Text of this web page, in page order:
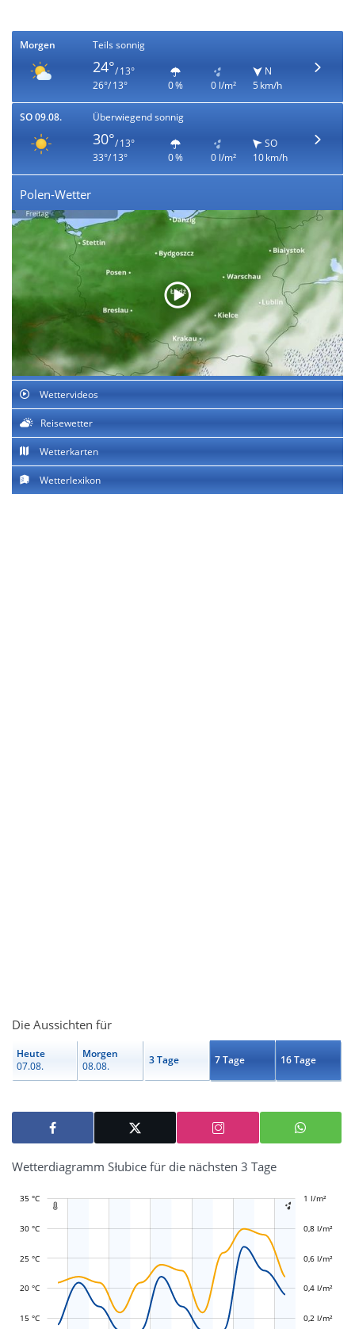
Morgen Teils sonnig
24°/ 13°
26°/ 13°
0 % 0 l/m²
N
5 km/h
SO 09.08. Überwiegend sonnig
30°/ 13°
33°/ 13°
0 % 0 l/m²
SO
10 km/h
Polen-Wetter
Wettervideos
Reisewetter
Wetterkarten
Wetterlexikon
Die Aussichten für
Heute
07.08.
Morgen
08.08.
3 Tage 7 Tage 16 Tage
Wetterdiagramm Słubice für die nächsten 3 Tage
 
15 °C
20 °C
25 °C
30 °C
35 °C -0,4 l/m²
-0,2 l/m²
0,2 l/m²
0,4 l/m²
0,6 l/m²
0,8 l/m²
1 l/m²
1,2 l/m²